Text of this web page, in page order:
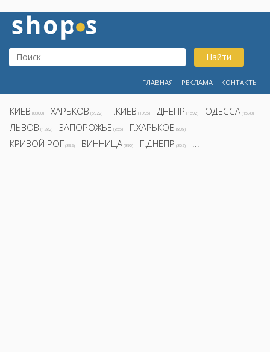
Найти
ГЛАВНАЯ РЕКЛАМА КОНТАКТЫ
КИЕВ (8800) ХАРЬКОВ (5922) Г.КИЕВ (1995) ДНЕПР (1692) ОДЕССА (1578)
ЛЬВОВ (1282) ЗАПОРОЖЬЕ (855) Г.ХАРЬКОВ (808)
КРИВОЙ РОГ (392) ВИННИЦА (390) Г.ДНЕПР (362) ...